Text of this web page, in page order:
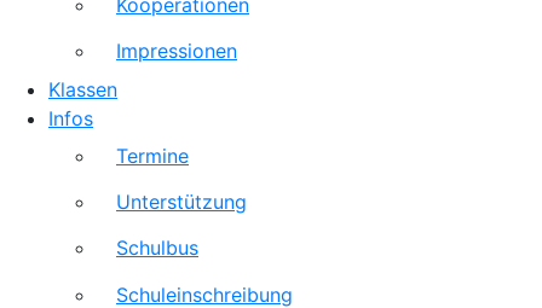
Impressionen
Klassen
Infos
Termine
Unterstützung
Schulbus
Schuleinschreibung